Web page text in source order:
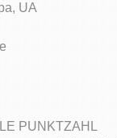
UA
PUNKTZAHL